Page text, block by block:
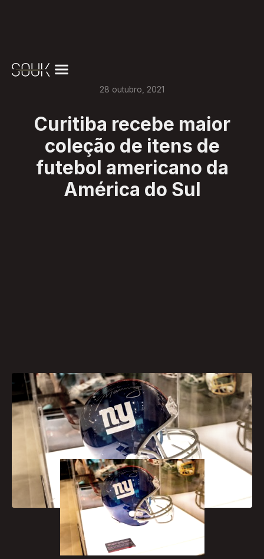
28 outubro 2021
Curitiba recebe maior
coleção de itens de
futebol americano da
América do Sul
[caption id="attachment_1122"
align="aligncenter" width="300"]